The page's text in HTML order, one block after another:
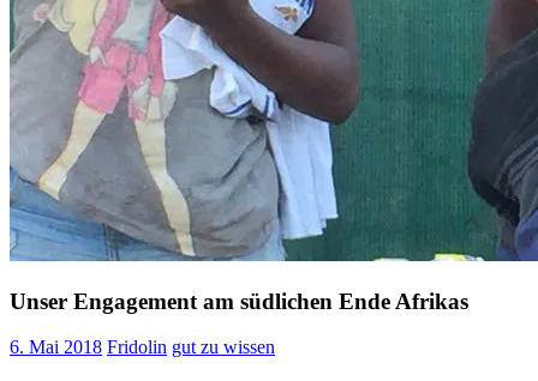
Unser Engagement am südlichen Ende Afrikas
6. Mai 2018 Fridolin gut zu wissen